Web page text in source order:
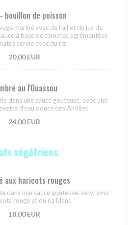
bouillon de poisson
mariné avec de l’ail et du jus de
à base de tomates agrémentées
servie avec du riz
20,00 EUR
au l'Ouassou
dans une sauce gouteuse, avec une
d’eau douce des Antilles
24,00 EUR
végétriens
aux haricots rouges
dans une sauce goûteuse, servi avec
rouge et du riz blanc
18,00 EUR